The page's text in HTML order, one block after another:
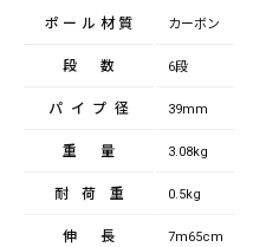
ポール材質 カーボン
段数 6段
パイプ径 39mm
重量 3.08kg
耐荷重 0.5kg
伸長 7m65cm